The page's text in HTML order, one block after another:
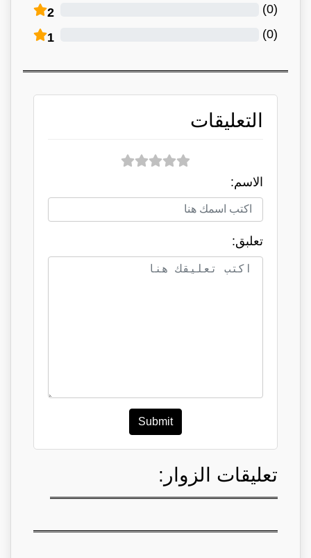
2 (
0
)
1 (
0
)
التعليقات
الاسم:
تعلبق:
Submit
تعليقات الزوار: